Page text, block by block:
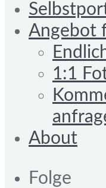
Angebot
1:1
About
Folge